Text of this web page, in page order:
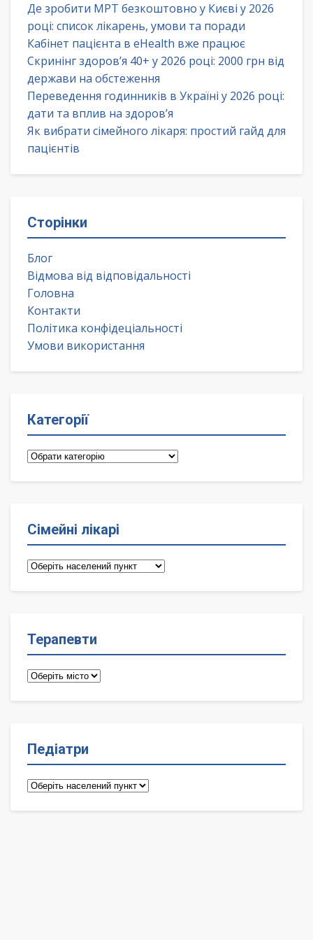
Де зробити МРТ безкоштовно у Києві у 2026
році: список лікарень, умови та поради
Кабінет пацієнта в eHealth вже працює
Скринінг здоров’я 40+ у 2026 році: 2000 грн від
держави на обстеження
Переведення годинників в Україні у 2026 році:
дати та вплив на здоров’я
Як вибрати сімейного лікаря: простий гайд для
пацієнтів
Сторінки
Блог
Відмова від відповідальності
Головна
Контакти
Політика конфідеціальності
Умови використання
Категорії
Категорії
Сімейні лікарі
Сімейні
Терапевти
Терапевти
Педіатри
Педіатри